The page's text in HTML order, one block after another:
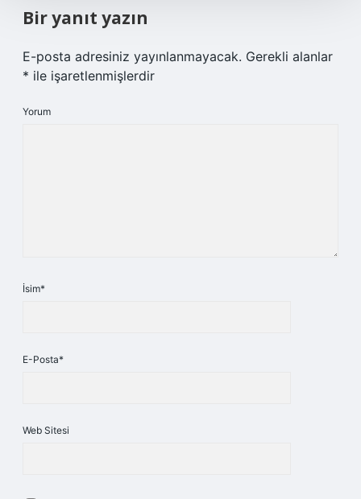
Bir yanıt yazın
E-posta adresiniz yayınlanmayacak. Gerekli alanlar
* ile işaretlenmişlerdir
Yorum
İsim*
E-Posta*
Web Sitesi